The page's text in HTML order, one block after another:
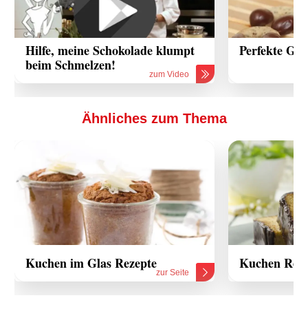
Hilfe, meine Schokolade klumpt
beim Schmelzen!
zum Video
Perfekte
Ähnliches zum Thema
Kuchen im Glas Rezepte
zur Seite
Kuchen